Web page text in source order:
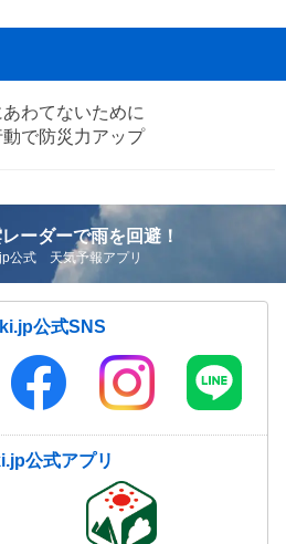
わてないために
で防災力アップ
ーダーで雨を回避！
公式 天気予報アプリ
公式SNS
公式アプリ